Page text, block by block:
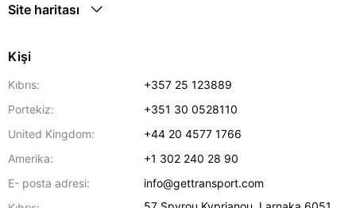
Site haritası
Kişi
Kıbrıs:
+357 25 123889
Portekiz:
+351 30 0528110
United Kingdom:
+44 20 4577 1766
Amerika:
+1 302 240 28 90
E- posta adresi:
info@gettransport.com